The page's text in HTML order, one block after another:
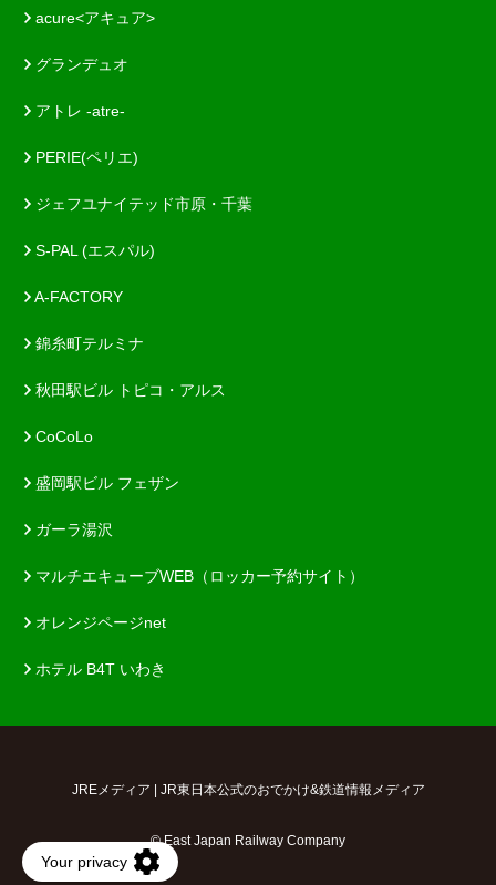
acure<アキュア>
グランデュオ
アトレ -atre-
PERIE(ペリエ)
ジェフユナイテッド市原・千葉
S-PAL (エスパル)
A-FACTORY
錦糸町テルミナ
秋田駅ビル トピコ・アルス
CoCoLo
盛岡駅ビル フェザン
ガーラ湯沢
マルチエキューブWEB（ロッカー予約サイト）
オレンジページnet
ホテル B4T いわき
JREメディア | JR東日本公式のおでかけ&鉄道情報メディア
© East Japan Railway Company